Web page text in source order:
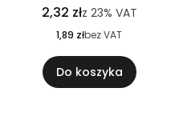
2,32 złz 23% VAT
1,89 złbez VAT
Do koszyka